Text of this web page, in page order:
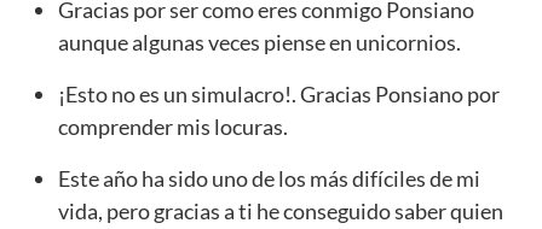
Gracias por ser como eres conmigo Ponsiano
aunque algunas veces piense en unicornios.
¡Esto no es un simulacro!. Gracias Ponsiano por
comprender mis locuras.
Este año ha sido uno de los más difíciles de mi
vida, pero gracias a ti he conseguido saber quien